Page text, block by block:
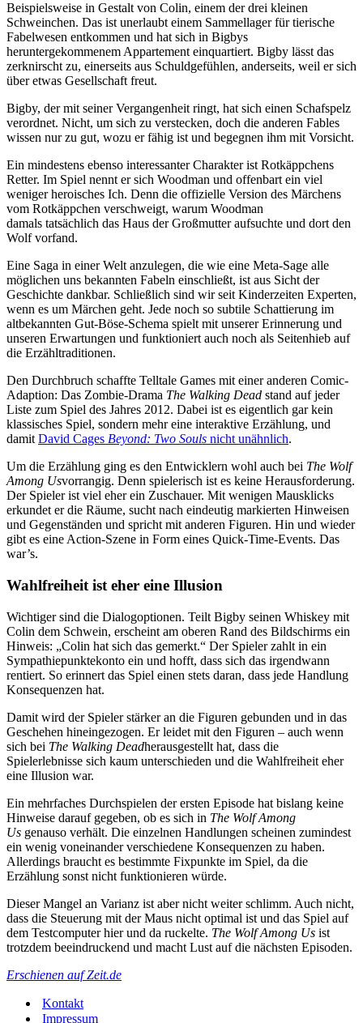
Beispielsweise in Gestalt von Colin, einem der drei kleinen
Schweinchen. Das ist unerlaubt einem Sammellager für tierische
Fabelwesen entkommen und hat sich in Bigbys
heruntergekommenem Appartement einquartiert. Bigby lässt das
zerknirscht zu, einerseits aus Schuldgefühlen, anderseits, weil er sich
über etwas Gesellschaft freut.
Bigby, der mit seiner Vergangenheit ringt, hat sich einen Schafspelz
verordnet. Nicht, um sich zu verstecken, doch die anderen Fables
wissen nur zu gut, wozu er fähig ist und begegnen ihm mit Vorsicht.
Ein mindestens ebenso interessanter Charakter ist Rotkäppchens
Retter. Im Spiel nennt er sich Woodman und offenbart ein viel
weniger heroisches Ich. Denn die offizielle Version des Märchens
vom Rotkäppchen verschweigt, warum Woodman
damals tatsächlich das Haus der Großmutter aufsuchte und dort den
Wolf vorfand.
Eine Saga in einer Welt anzulegen, die wie eine Meta-Sage alle
möglichen uns bekannten Fabeln einschließt, ist aus Sicht der
Geschichte dankbar. Schließlich sind wir seit Kinderzeiten Experten,
wenn es um Märchen geht. Jede noch so subtile Schattierung im
altbekannten Gut-Böse-Schema spielt mit unserer Erinnerung und
unseren Erwartungen und funktioniert auch noch als Seitenhieb auf
die Erzähltraditionen.
Den Durchbruch schaffte Telltale Games mit einer anderen Comic-
Adaption: Das Zombie-Drama The Walking Dead stand auf jeder
Liste zum Spiel des Jahres 2012. Dabei ist es eigentlich gar kein
klassisches Spiel, sondern mehr eine interaktive Erzählung, und
damitDavid Cages Beyond: Two Souls nicht unähnlich.
Um die Erzählung ging es den Entwicklern wohl auch bei The Wolf
Among Usvorrangig. Denn spielerisch ist es keine Herausforderung.
Der Spieler ist viel eher ein Zuschauer. Mit wenigen Mausklicks
erkundet er die Räume, sucht nach eindeutig markierten Hinweisen
und Gegenständen und spricht mit anderen Figuren. Hin und wieder
gibt es eine Action-Szene in Form eines Quick-Time-Events. Das
war’s.
Wahlfreiheit ist eher eine Illusion
Wichtiger sind die Dialogoptionen. Teilt Bigby seinen Whiskey mit
Colin dem Schwein, erscheint am oberen Rand des Bildschirms ein
Hinweis: „Colin hat sich das gemerkt.“ Der Spieler zahlt in ein
Sympathiepunktekonto ein und hofft, dass sich das irgendwann
rentiert. So erinnert das Spiel einen stets daran, dass jede Handlung
Konsequenzen hat.
Damit wird der Spieler stärker an die Figuren gebunden und in das
Geschehen hineingezogen. Er leidet mit den Figuren – auch wenn
sich bei The Walking Deadherausgestellt hat, dass die
Spielerlebnisse sich kaum unterschieden und die Wahlfreiheit eher
eine Illusion war.
Ein mehrfaches Durchspielen der ersten Episode hat bislang keine
Hinweise darauf gegeben, ob es sich in The Wolf Among
Us genauso verhält. Die einzelnen Handlungen scheinen zumindest
ein wenig voneinander verschiedene Konsequenzen zu haben.
Allerdings braucht es bestimmte Fixpunkte im Spiel, da die
Erzählung sonst nicht funktionieren würde.
Dieser Mangel an Varianz ist aber nicht weiter schlimm. Auch nicht,
dass die Steuerung mit der Maus nicht optimal ist und das Spiel auf
dem Testcomputer hier und da ruckelte. The Wolf Among Us ist
trotzdem beeindruckend und macht Lust auf die nächsten Episoden.
Erschienen auf Zeit.de
Kontakt
Impressum